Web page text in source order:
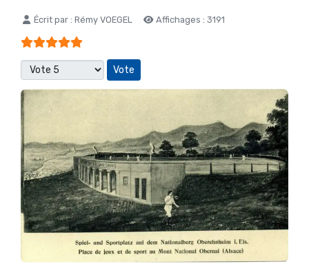
Détails
Écrit par : Rémy VOEGEL Affichages : 3191
Vote utilisateur:
Veuillez voter